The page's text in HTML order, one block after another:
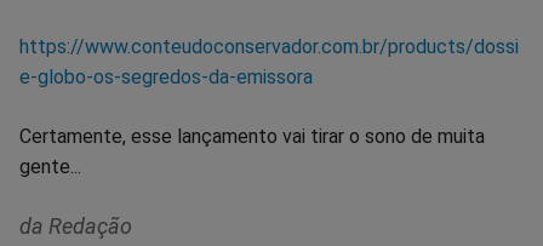
https://www.conteudoconservador.com.br/products/dossi
e-globo-os-segredos-da-emissora
Certamente, esse lançamento vai tirar o sono de muita
gente...
da Redação